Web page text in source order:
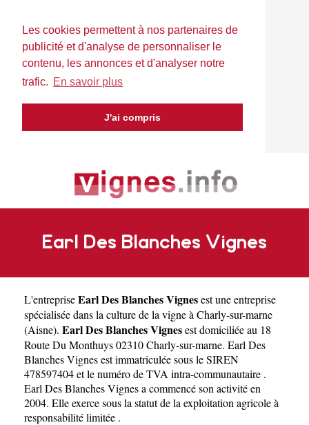
Les cookies permettent à nos partenaires de
publicité et d'analyse de personnaliser le
contenu, les annonces et d'analyser notre
trafic. En savoir plus
J'ai compris
Earl Des Blanches Vignes
L'entrepriseEarl Des Blanches Vignesest uneentreprise
spécialisée dans la culture de la vigne à Charly-sur-marne
(Aisne). Earl Des Blanches Vignesest domiciliée au 18
Route Du Monthuys 02310 Charly-sur-marne. Earl Des
Blanches Vignes est immatriculée sous le SIREN
478597404 et le numéro de TVA intra-communautaire .
Earl Des Blanches Vignes a commencé son activité en
2004. Elle exerce sous la statut de la exploitation agricole à
responsabilité limitée .